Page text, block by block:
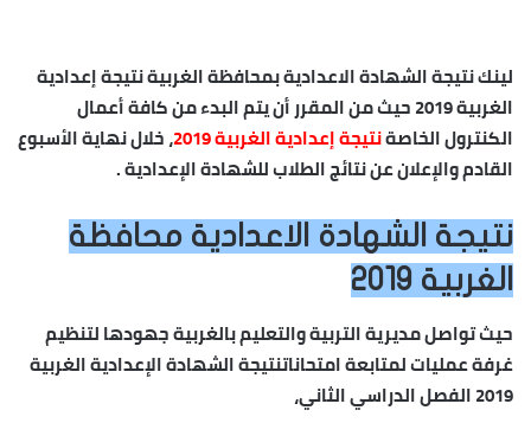
لينك نتيجة الشهادة الاعدادية بمحافظة الغربية نتيجة إعدادية
الغربية 2019 حيث من المقرر أن يتم البدء من كافة أعمال
الكنترول الخاصةنتيجة إعدادية الغربية 2019
، خلال نهاية الأسبوع
القادم والإعلان عن نتائج الطلاب للشهادة الإعدادية .
نتيجة الشهادة الاعدادية محافظة
الغربية 2019
حيث تواصلمديرية التربية والتعليم بالغربيةجهودها لتنظيم
غرفة عمليات لمتابعة امتحاناتنتيجة الشهادة الإعدادية الغربية
2019الفصل الدراسي الثاني،